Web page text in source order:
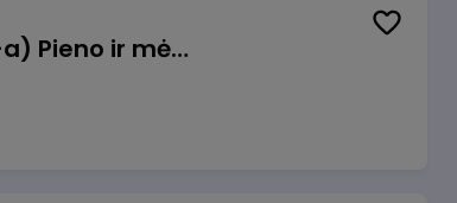
Užsakymų komplektuotojas (-a) Pieno ir mėsos sandėlyje